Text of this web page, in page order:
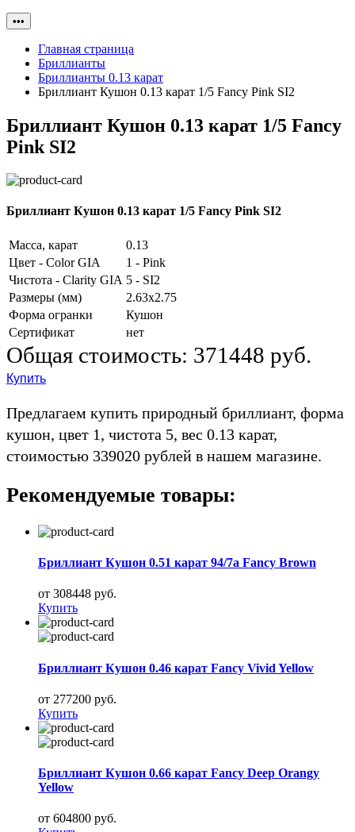
•••
Главная страница
Бриллианты
Бриллианты 0.13 карат
Бриллиант Кушон 0.13 карат 1/5 Fancy Pink SI2
Бриллиант Кушон 0.13 карат 1/5 Fancy
Pink SI2
Бриллиант Кушон 0.13 карат 1/5 Fancy Pink SI2
Масса, карат
0.13
Цвет - Color GIA
1 - Pink
Чистота - Clarity GIA 5 - SI2
Размеры (мм)
2.63x2.75
Форма огранки
Кушон
Сертификат
нет
Общая стоимость: 371448 руб.
Купить
Предлагаем купить природный бриллиант, форма
кушон, цвет 1, чистота 5, вес 0.13 карат,
стоимостью 339020 рублей в нашем магазине.
Рекомендуемые товары:
Бриллиант Кушон 0.51 карат 94/7а Fancy Brown
от 308448 руб.
Купить
Бриллиант Кушон 0.46 карат Fancy Vivid Yellow
от 277200 руб.
Купить
Бриллиант Кушон 0.66 карат Fancy Deep Orangy
Yellow
от 604800 руб.